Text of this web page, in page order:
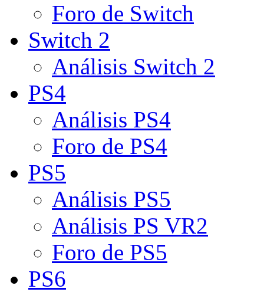
Foro de Switch
Switch 2
Análisis Switch 2
PS4
Análisis PS4
Foro de PS4
PS5
Análisis PS5
Análisis PS VR2
Foro de PS5
PS6